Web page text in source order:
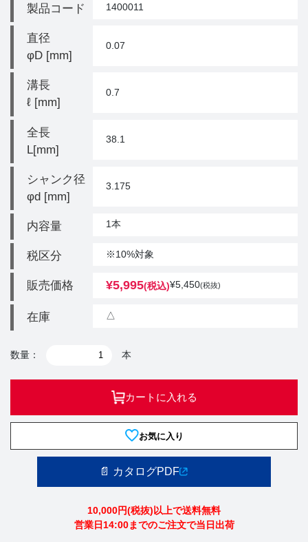
製品コード 1400011
直径
φD [mm]
0.07
溝長
ℓ [mm]
0.7
全長
L[mm]
38.1
シャンク径
φd [mm]
3.175
内容量 1本
税区分 ※10%対象
販売価格 ¥5,995(税込)¥5,450(税抜)
在庫 △
数量： 本
カートに入れる
お気に入り
📄 カタログPDF
10,000円(税抜)以上で送料無料
営業日14:00までのご注文で当日出荷